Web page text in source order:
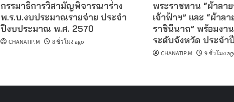
กรรมาธิการวิสามัญพิจารณาร่าง
พ.ร.บ.งบประมาณรายจ่าย ประจำ
ปีงบประมาณ พ.ศ. 2570
CHANATIP.M 8 ชั่วโมง ago
พระราชทาน “ผ้าลา
เจ้าฟ้าฯ” และ “ผ้าล
ราชินีนาถ” พร้อมงา
ระดับจังหวัด ประจำ
CHANATIP.M 9 ชั่วโมง